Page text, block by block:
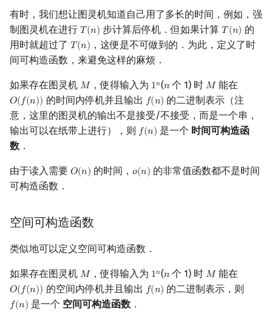
有时，我们想让图灵机知道自己用了多长的时间，例如，强
制图灵机在进行 𝑇 (𝑛)
T(n) 步计算后停机．但如果计算𝑇 (𝑛)
T(n)
的
用时就超过了 𝑇 (𝑛)
T(n)
，这便是不可做到的．为此，定义了时
间可构造函数，来避免这样的麻烦．
如果存在图灵机 𝑀
M ，使得输入为 1𝑛
1n(𝑛
n 个 1) 时𝑀
M 能在
𝑂(𝑓(𝑛))
O(f(n)) 的时间内停机并且输出 𝑓(𝑛)
f(n)
的二进制表示（注
意，这里的图灵机的输出不是接受/不接受，而是一个串，
输出可以在纸带上进行），则 𝑓(𝑛)
f(n) 是一个 时间可构造函
数 ．
由于读入需要 𝑂(𝑛)
O(n) 的时间，𝑜(𝑛)
o(n) 的非常值函数都不是时间
可构造函数．
空间可构造函数
类似地可以定义空间可构造函数．
如果存在图灵机 𝑀
M ，使得输入为 1𝑛
1n(𝑛
n 个 1) 时𝑀
M 能在
𝑂(𝑓(𝑛))
O(f(n)) 的空间内停机并且输出 𝑓(𝑛)
f(n) 的二进制表示，则
𝑓(𝑛)
f(n) 是一个 空间可构造函数．